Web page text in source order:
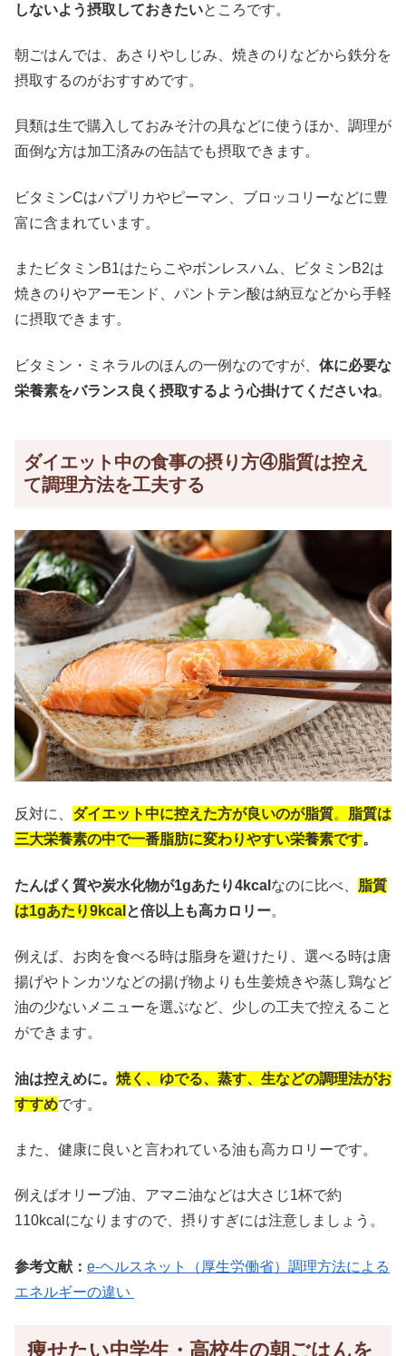
しないよう摂取しておきたいところです。
朝ごはんでは、あさりやしじみ、焼きのりなどから鉄分を
摂取するのがおすすめです。
貝類は生で購入しておみそ汁の具などに使うほか、調理が
面倒な方は加工済みの缶詰でも摂取できます。
ビタミンCはパプリカやピーマン、ブロッコリーなどに豊
富に含まれています。
またビタミンB1はたらこやボンレスハム、ビタミンB2は
焼きのりやアーモンド、パントテン酸は納豆などから手軽
に摂取できます。
ビタミン・ミネラルのほんの一例なのですが、 体に必要な
栄養素をバランス良く摂取するよう心掛けてくださいね。
ダイエット中の食事の摂り方④脂質は控え
て調理方法を工夫する
反対に、 ダイエット中に控えた方が良いのが脂質。 脂質は
三大栄養素の中で一番脂肪に変わりやすい栄養素です。
たんぱく質や炭水化物が1gあたり4kcal なのに比べ、 脂質
は1gあたり9kcal と倍以上も高カロリー。
例えば、お肉を食べる時は脂身を避けたり、選べる時は唐
揚げやトンカツなどの揚げ物よりも生姜焼きや蒸し鶏など
油の少ないメニューを選ぶなど、少しの工夫で控えること
ができます。
油は控えめに。 焼く、ゆでる、蒸す、生などの調理法がお
すすめです。
また、健康に良いと言われている油も高カロリーです。
例えばオリーブ油、アマニ油などは大さじ1杯で約
110kcalになりますので、摂りすぎには注意しましょう。
参考文献： e-ヘルスネット（厚生労働省）調理方法による
エネルギーの違い
痩せたい中学生・高校生の朝ごはんを